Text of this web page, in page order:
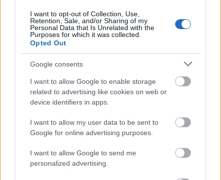
I want to opt-out of Collection, Use,
Retention, Sale, and/or Sharing of my
Personal Data that Is Unrelated with the
Purposes for which it was collected.
Opted Out
Google consents
I want to allow Google to enable storage
related to advertising like cookies on web or
device identifiers in apps.
I want to allow my user data to be sent to
Google for online advertising purposes.
I want to allow Google to send me
personalized advertising.
Πιστοποίηση Υπολογιστών σε 2
μέρες
Μάθε πρώτος όλες τις σημαντικές
ειδήσεις.
Βάλε το proson.gr στα αποτελέσματα
αναζήτησης της Google